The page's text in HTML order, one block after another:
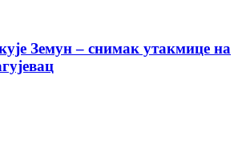
Земун – снимак утакмице на